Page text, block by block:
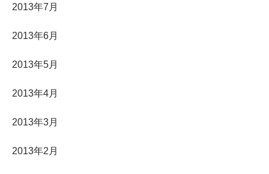
2013年7月
2013年6月
2013年5月
2013年4月
2013年3月
2013年2月